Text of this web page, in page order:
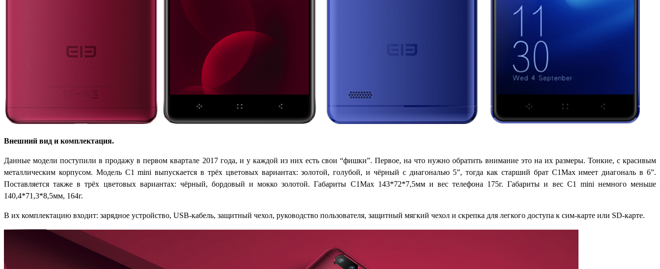
Внешний вид и комплектация.
Данные модели поступили в продажу в первом квартале 2017 года, и у каждой из них есть свои “фишки”. Первое, на что нужно обратить внимание это на их размеры. Тонкие, с красивым
металлическим корпусом. Модель C1 mini выпускается в трёх цветовых вариантах: золотой, голубой, и чёрный с диагональю 5”, тогда как старший брат С1Max имеет диагональ в 6”.
Поставляется также в трёх цветовых вариантах: чёрный, бордовый и мокко золотой. Габариты С1Max 143*72*7,5мм и вес телефона 175г. Габариты и вес C1 mini немного меньше
140,4*71,3*8,5мм, 164г.
В их комплектацию входит: зарядное устройство, USB-кабель, защитный чехол, руководство пользователя, защитный мягкий чехол и скрепка для легкого доступа к сим-карте или SD-карте.